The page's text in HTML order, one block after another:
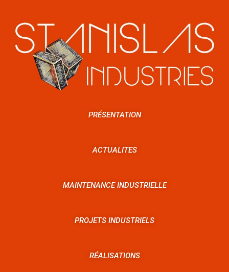
PRÉSENTATION
ACTUALITES
MAINTENANCE INDUSTRIELLE
PROJETS INDUSTRIELS
RÉALISATIONS